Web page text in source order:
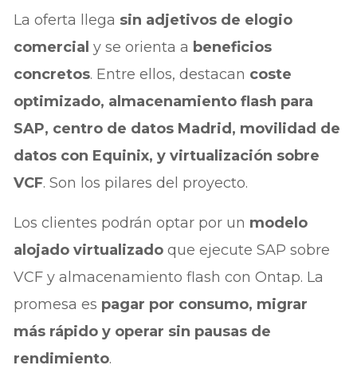
La oferta llega sin adjetivos de elogio
comercial y se orienta a beneficios
concretos. Entre ellos, destacan coste
optimizado, almacenamiento flash para
SAP, centro de datos Madrid, movilidad de
datos con Equinix, y virtualización sobre
VCF. Son los pilares del proyecto.
Los clientes podrán optar por un modelo
alojado virtualizado que ejecute SAP sobre
VCF y almacenamiento flash con Ontap. La
promesa es pagar por consumo, migrar
más rápido y operar sin pausas de
rendimiento.